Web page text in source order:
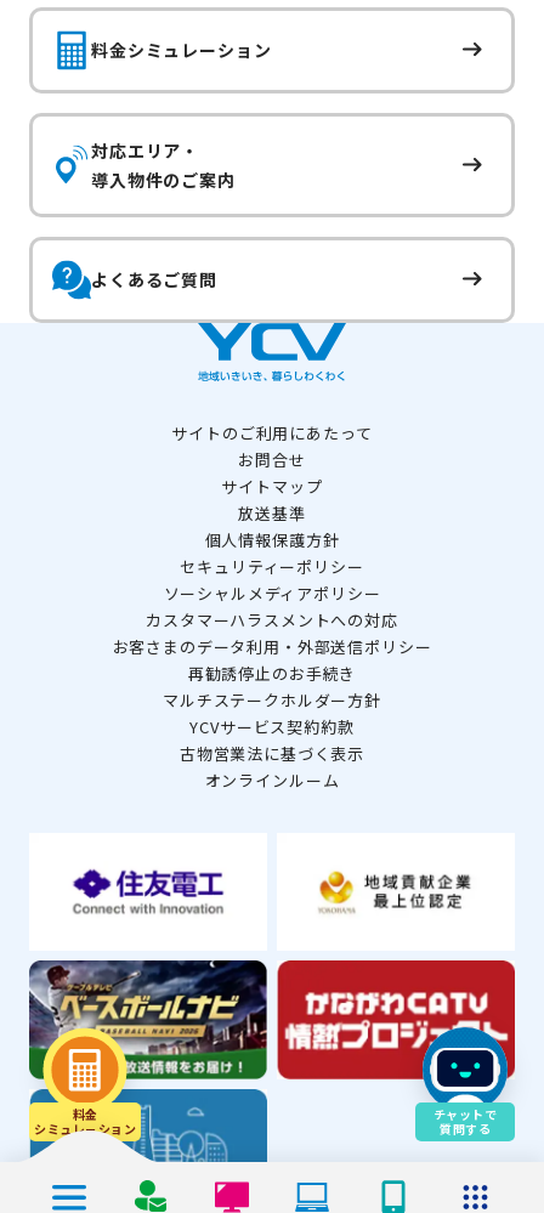
料金シミュレーション
対応エリア・
導入物件のご案内
よくあるご質問
料金
シミュレ－ション
サイトのご利用にあたって
お問合せ
サイトマップ
放送基準
個人情報保護方針
セキュリティーポリシー
ソーシャルメディアポリシー
カスタマーハラスメントへの対応
お客さまのデータ利用・外部送信ポリシー
再勧誘停止のお手続き
マルチステークホルダー方針
YCVサービス契約約款
古物営業法に基づく表示
オンラインルーム
チャットで
質問する